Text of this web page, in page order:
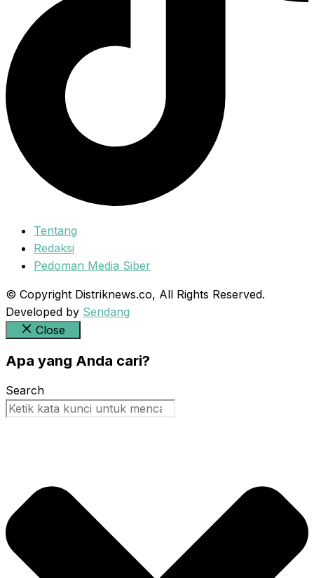
Tentang
Redaksi
Pedoman Media Siber
© Copyright Distriknews.co, All Rights Reserved.
Developed by Sendang
Close
Apa yang Anda cari?
Search